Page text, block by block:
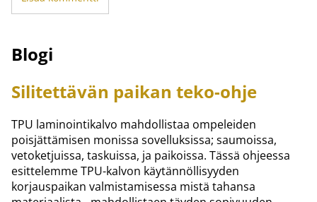
Blogi
Silitettävän paikan teko-ohje
TPU laminointikalvo mahdollistaa ompeleiden
poisjättämisen monissa sovelluksissa; saumoissa,
vetoketjuissa, taskuissa, ja paikoissa. Tässä ohjeessa
esittelemme TPU-kalvon käytännöllisyyden
korjauspaikan valmistamisessa mistä tahansa